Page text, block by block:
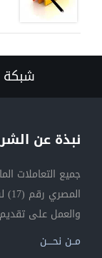
شبكة
نبذة عن
جميع التعاملات
والعمل على
مــن نحــــن